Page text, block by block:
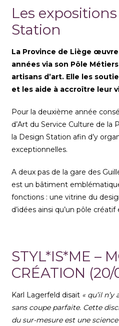
Les
Station
La Province de Liège
années via son Pôle
artisans d’art. Elle les
et les aide à accroître leur
Pour la deuxième année
d’Art du Service Culture de la
la Design Station afin d’y
exceptionnelles.
A deux pas de la gare des
est un bâtiment
fonctions : une vitrine du
d’idées ainsi qu’un pôle
STYL*IS*ME –
CRÉATION (20/
Karl Lagerfeld disait « qu’il
sans coupe parfaite. Cette
du sur-mesure est une